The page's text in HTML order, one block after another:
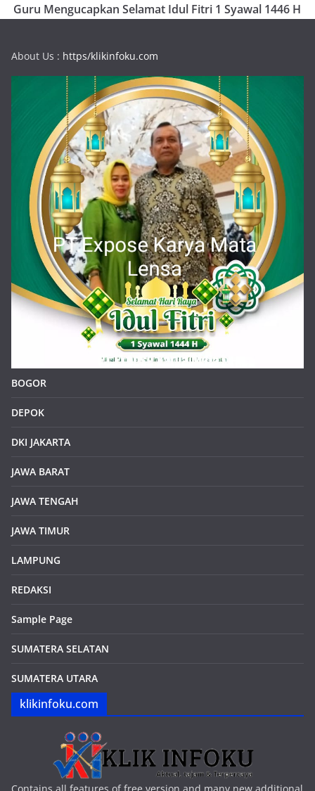
Guru Mengucapkan Selamat Idul Fitri 1 Syawal 1446 H
About Us : https/klikinfoku.com
BOGOR
DEPOK
DKI JAKARTA
JAWA BARAT
JAWA TENGAH
JAWA TIMUR
LAMPUNG
REDAKSI
Sample Page
SUMATERA SELATAN
SUMATERA UTARA
klikinfoku.com